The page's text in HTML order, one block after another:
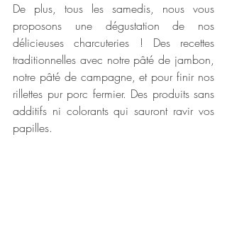
De plus, tous les samedis, nous vous
proposons une dégustation de nos
délicieuses charcuteries ! Des recettes
traditionnelles avec notre pâté de jambon,
notre pâté de campagne, et pour finir nos
rillettes pur porc fermier. Des produits sans
additifs ni colorants qui sauront ravir vos
papilles.